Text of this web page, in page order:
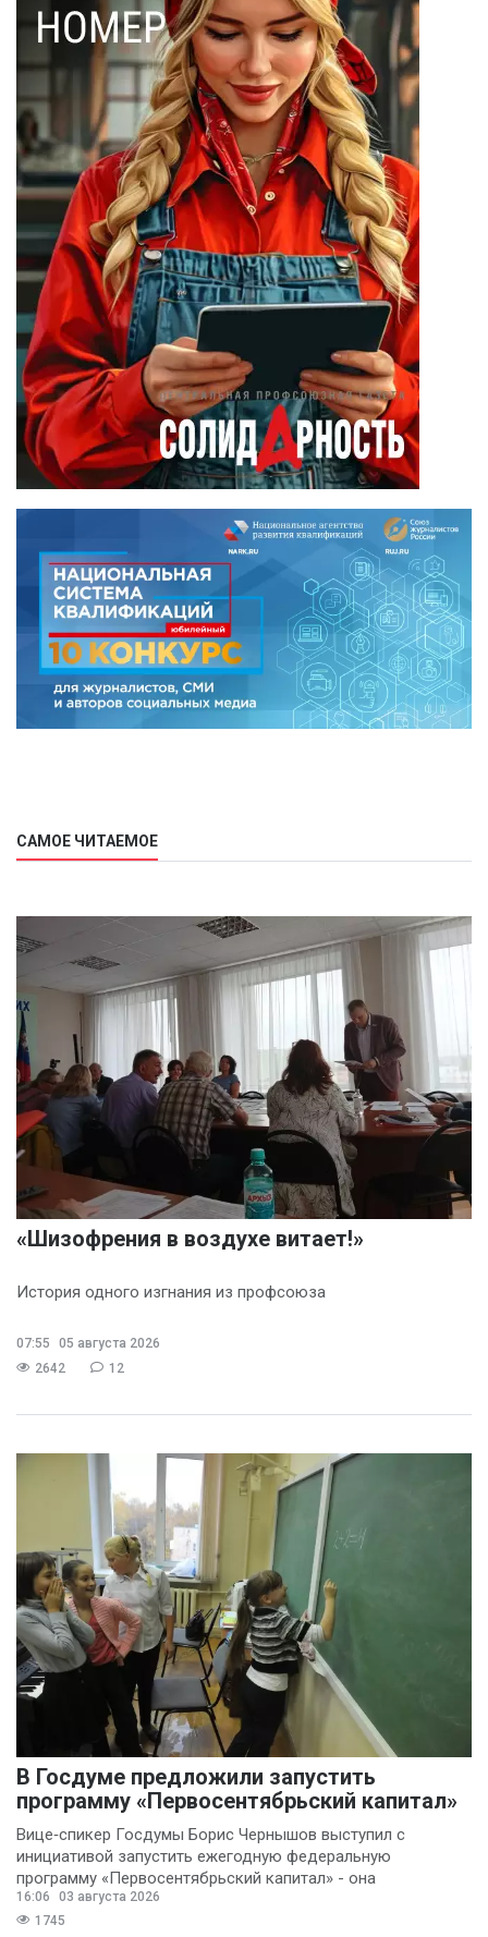
САМОЕ ЧИТАЕМОЕ
«Шизофрения в воздухе витает!»
История одного изгнания из профсоюза
07:55
05 августа 2026
2642
12
В Госдуме предложили запустить
программу «Первосентябрьский капитал»
Вице‑спикер Госдумы Борис Чернышов выступил с
инициативой запустить ежегодную федеральную
программу «Первосентябрьский капитал» - она
предполагает
16:06
03 августа 2026
1745